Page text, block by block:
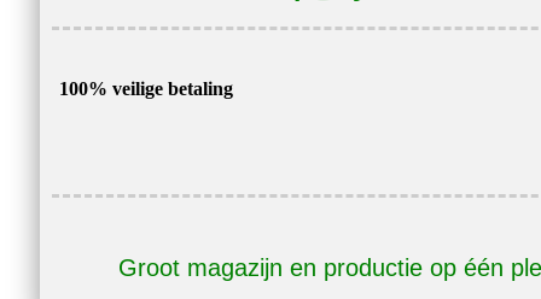
100% veilige betaling
Groot magazijn en productie op één